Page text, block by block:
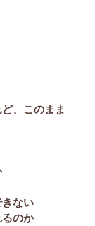
、このまま
ない
のか